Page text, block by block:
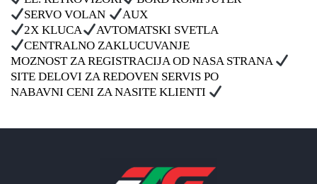
SERVO VOLAN
AUX
2X KLUCA
AVTOMATSKI SVETLA
CENTRALNO ZAKLUCUVANJE
MOZNOST ZA REGISTRACIJA OD NASA STRANA
SITE DELOVI ZA REDOVEN SERVIS PO
NABAVNI CENI ZA NASITE KLIENTI